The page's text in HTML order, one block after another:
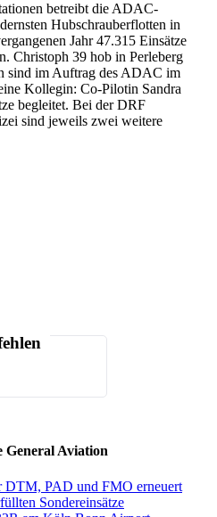
betreibt die ADAC-
Hubschrauberflotten in
Jahr 47.315 Einsätze
Christoph 39 hob in Perleberg
sind im Auftrag des ADAC im
Kollegin: Co-Pilotin Sandra
begleitet. Bei der DRF
sind jeweils zwei weitere
General Aviation
DTM, PAD und FMO erneuert
Sondereinsätze